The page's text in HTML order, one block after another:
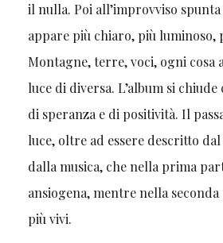
il nulla. Poi all’improvviso spunta
appare più chiaro, più luminoso,
Montagne, terre, voci, ogni cosa
luce di diversa. L’album si
di speranza e di positività. Il
luce, oltre ad essere descritto
dalla musica, che nella prima
ansiogena, mentre nella
più vivi.